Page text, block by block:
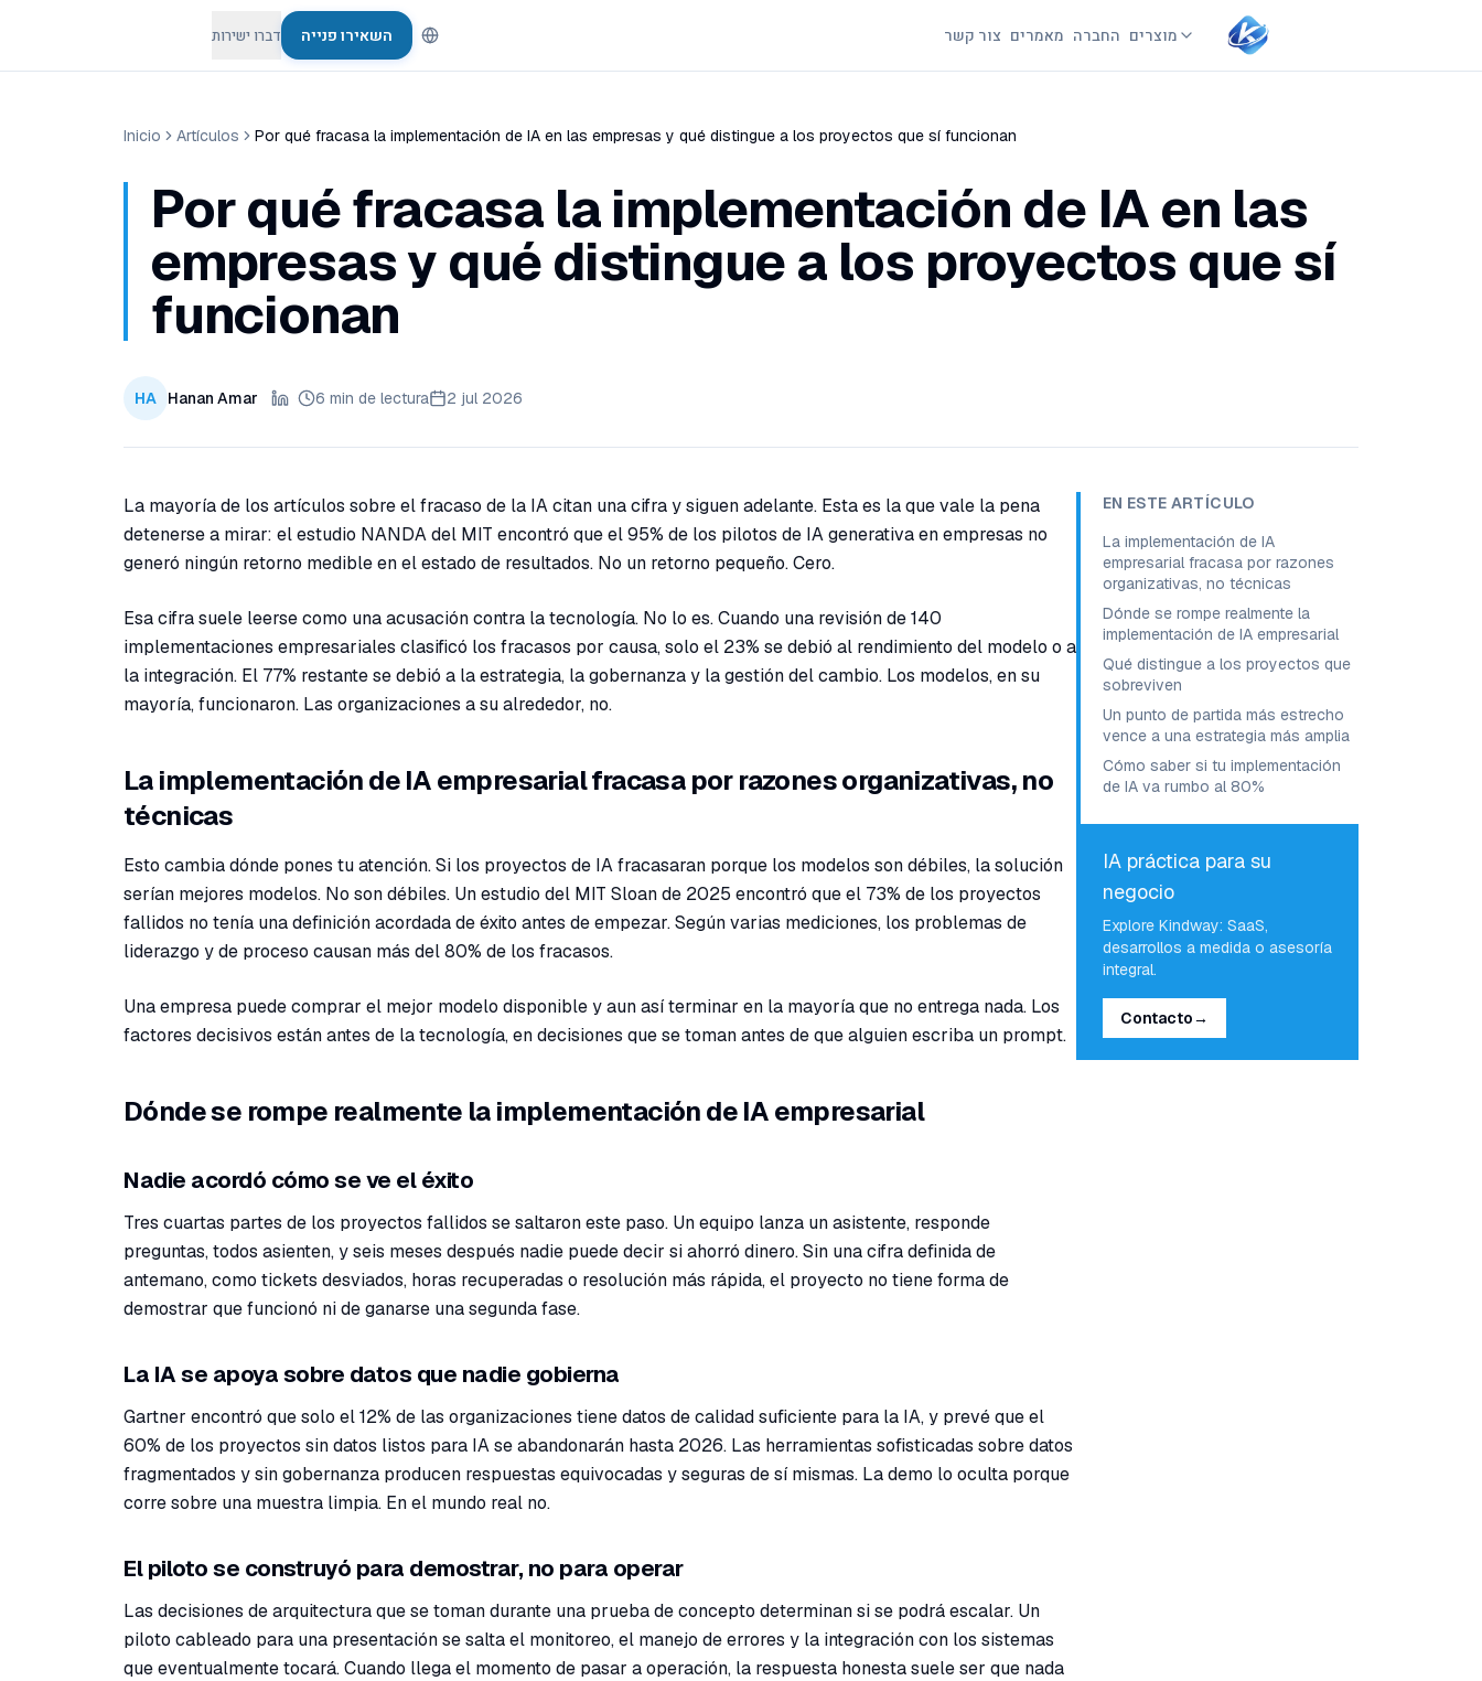
מוצרים החברה מאמרים צור קשר דברו ישירות השאירו פנייה
Inicio Artículos Por qué fracasa la implementación de IA en las empresas y qué distingue a los proyectos que sí funcionan
Por qué fracasa la implementación de IA en las
empresas y qué distingue a los proyectos que sí
funcionan
HA Hanan Amar 6 min de lectura 2 jul 2026
La mayoría de los artículos sobre el fracaso de la IA citan una cifra y siguen adelante. Esta es la que vale la pena
detenerse a mirar: el estudio NANDA del MIT encontró que el 95% de los pilotos de IA generativa en empresas no
generó ningún retorno medible en el estado de resultados. No un retorno pequeño. Cero.
Esa cifra suele leerse como una acusación contra la tecnología. No lo es. Cuando una revisión de 140
implementaciones empresariales clasificó los fracasos por causa, solo el 23% se debió al rendimiento del modelo o a
la integración. El 77% restante se debió a la estrategia, la gobernanza y la gestión del cambio. Los modelos, en su
mayoría, funcionaron. Las organizaciones a su alrededor, no.
La implementación de IA empresarial fracasa por razones organizativas, no
técnicas
Esto cambia dónde pones tu atención. Si los proyectos de IA fracasaran porque los modelos son débiles, la solución
serían mejores modelos. No son débiles. Un estudio del MIT Sloan de 2025 encontró que el 73% de los proyectos
fallidos no tenía una definición acordada de éxito antes de empezar. Según varias mediciones, los problemas de
liderazgo y de proceso causan más del 80% de los fracasos.
Una empresa puede comprar el mejor modelo disponible y aun así terminar en la mayoría que no entrega nada. Los
factores decisivos están antes de la tecnología, en decisiones que se toman antes de que alguien escriba un prompt.
Dónde se rompe realmente la implementación de IA empresarial
Nadie acordó cómo se ve el éxito
Tres cuartas partes de los proyectos fallidos se saltaron este paso. Un equipo lanza un asistente, responde
preguntas, todos asienten, y seis meses después nadie puede decir si ahorró dinero. Sin una cifra definida de
antemano, como tickets desviados, horas recuperadas o resolución más rápida, el proyecto no tiene forma de
demostrar que funcionó ni de ganarse una segunda fase.
La IA se apoya sobre datos que nadie gobierna
Gartner encontró que solo el 12% de las organizaciones tiene datos de calidad suficiente para la IA, y prevé que el
60% de los proyectos sin datos listos para IA se abandonarán hasta 2026. Las herramientas sofisticadas sobre datos
fragmentados y sin gobernanza producen respuestas equivocadas y seguras de sí mismas. La demo lo oculta porque
corre sobre una muestra limpia. En el mundo real no.
El piloto se construyó para demostrar, no para operar
Las decisiones de arquitectura que se toman durante una prueba de concepto determinan si se podrá escalar. Un
piloto cableado para una presentación se salta el monitoreo, el manejo de errores y la integración con los sistemas
que eventualmente tocará. Cuando llega el momento de pasar a operación, la respuesta honesta suele ser que nada
EN ESTE ARTÍCULO
La implementación de IA
empresarial fracasa por razones
organizativas, no técnicas
Dónde se rompe realmente la
implementación de IA empresarial
Qué distingue a los proyectos que
sobreviven
Un punto de partida más estrecho
vence a una estrategia más amplia
Cómo saber si tu implementación
de IA va rumbo al 80%
IA práctica para su
negocio
Explore Kindway: SaaS,
desarrollos a medida o asesoría
integral.
Contacto→